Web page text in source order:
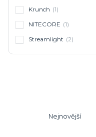
Krunch (1)
NITECORE (1)
Streamlight (2)
Nejnovější